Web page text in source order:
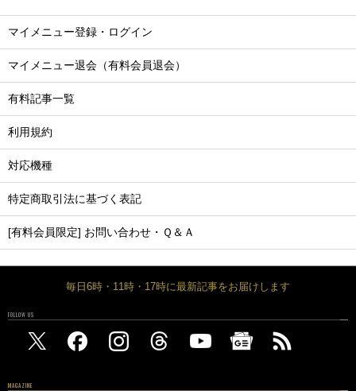
マイメニュー登録・ログイン
マイメニュー退会（有料会員退会）
有料記事一覧
利用規約
対応機種
特定商取引法に基づく表記
[有料会員限定] お問い合わせ・Ｑ＆Ａ
毎日6時・11時・17時に最新記事をお届けします
FOLLOW US
MAGAZINE